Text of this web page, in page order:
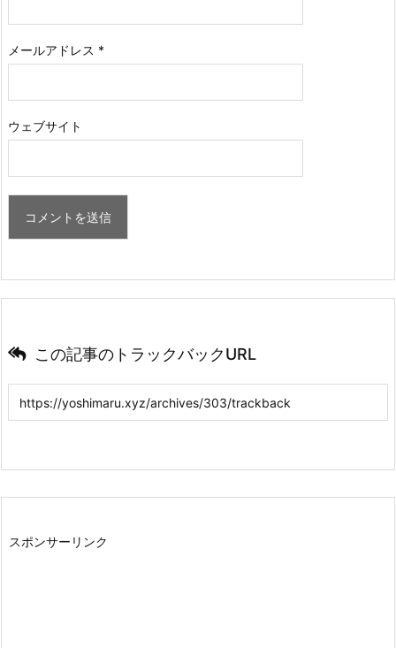
メールアドレス *
ウェブサイト
この記事のトラックバックURL
スポンサーリンク